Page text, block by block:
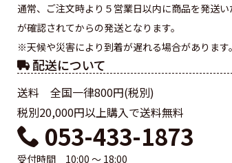
通常、ご注文時より５営業日以内に商品を発送
が確認されてからの発送となります。
※天候や災害により到着が遅れる場合があります。
配送について
送料 全国一律800円(税別)
税別20,000円以上購入で送料無料
053-433-1873
受付時間 10:00 ～ 18:00